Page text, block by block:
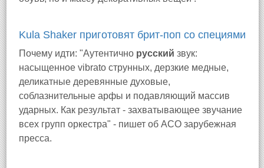
Kula Shaker приготовят брит-поп со специями
Почему идти: "Аутентично русский звук:
насыщенное vibrato струнных, дерзкие медные,
деликатные деревянные духовые,
соблазнительные арфы и подавляющий массив
ударных. Как результат - захватывающее звучание
всех групп оркестра" - пишет об АСО зарубежная
пресса.